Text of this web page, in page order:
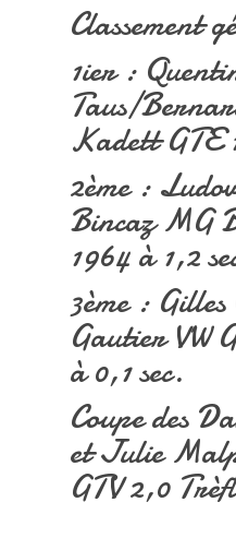
Classement
1ier :
Taus/
Kadett GTE
2ème :
Bincaz MG
1964 à 1,2
3ème :
Gautier VW
à 0,1 sec.
Coupe des
et Julie
GTV 2,0